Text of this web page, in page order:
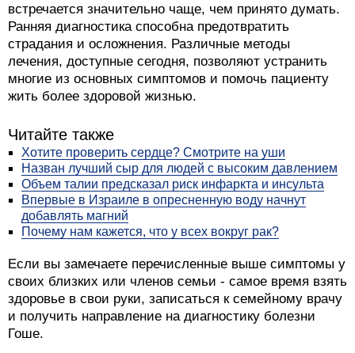
встречается значительно чаще, чем принято думать.
Ранняя диагностика способна предотвратить
страдания и осложнения. Различные методы
лечения, доступные сегодня, позволяют устранить
многие из основных симптомов и помочь пациенту
жить более здоровой жизнью.
Читайте также
Хотите проверить сердце? Смотрите на уши
Назван лучший сыр для людей с высоким давлением
Объем талии предсказал риск инфаркта и инсульта
Впервые в Израиле в опресненную воду начнут
добавлять магний
Почему нам кажется, что у всех вокруг рак?
Если вы замечаете перечисленные выше симптомы у
своих близких или членов семьи - самое время взять
здоровье в свои руки, записаться к семейному врачу
и получить направление на диагностику болезни
Гоше.